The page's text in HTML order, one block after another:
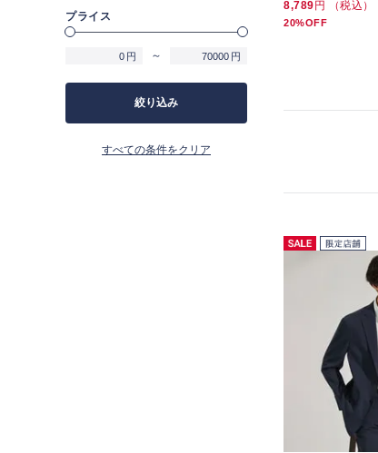
19%OFF
8,789 円 （税込）
20%OFF
プライス
円 ～ 円
絞り込み
すべての条件をクリア